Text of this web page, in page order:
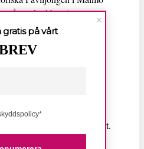
”Årets klubb” på
bokningarna var rapparen
crewet Dam
i studio i Amsterdam,
och på UxU-festivalen i
gör en exklusiv livekonsert.
slutet på detta år på eget
på vårt